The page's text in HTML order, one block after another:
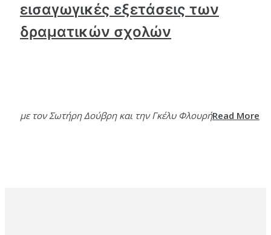
εισαγωγικές εξετάσεις των
δραματικών σχολών
με τον Σωτήρη Δούβρη και την Γκέλυ ΦλουρήRead More